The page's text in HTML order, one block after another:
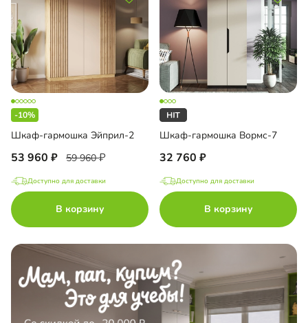
-10%
Шкаф-гармошка Эйприл-2
53 960 59 960
Доступно для доставки
В корзину
Шкаф-гармошка Вормс-7
32 760
Доступно для доставки
В корзину